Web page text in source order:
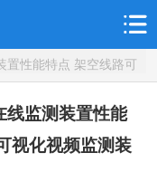
性能特点 架空线路可
线监测装置性能
视化视频监测装